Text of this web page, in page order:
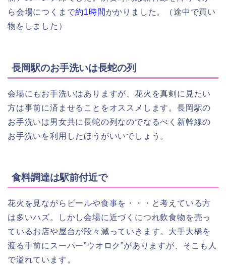
ら会場につくまで約1時間かかりました。（途中で買い
物をしました）
長岡駅のお手洗いは長蛇の列
会場にもお手洗いはありますが、花火を真剣に見たい
方は事前に済ませることをオススメします。長岡駅の
お手洗いは男女共に長蛇の列なのでなるべく新幹線の
お手洗いを利用したほうがいいでしょう。
食料調達は駅前付近で
花火を見ながらビールや食事を・・・と考えている方
は多いハズ。しかし会場に近づくにつれ飲食物を売っ
ているお店や屋台が段々減っていきます。大手大橋を
渡る手前にスーパー”ウオロク”がありますが、そこも人
で溢れています。